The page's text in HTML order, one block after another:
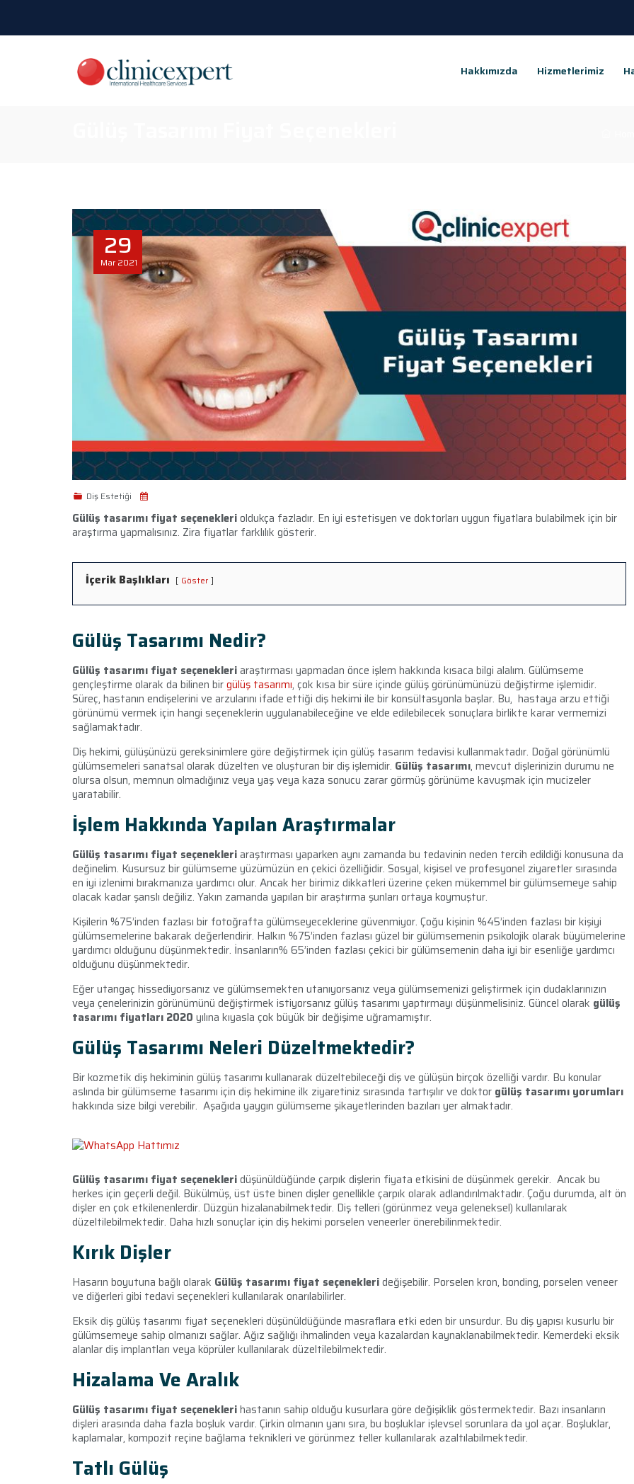
Hakkımızda Hizmetlerimiz
29
Mar 2021
Diş Estetiği
Gülüş tasarımı fiyat seçeneklerioldukça fazladır. En iyi estetisyen ve doktorları uygun fiyatlara bulabilmek için bir
araştırma yapmalısınız. Zira fiyatlar farklılık gösterir.
İçerik Başlıkları Göster
Gülüş Tasarımı Nedir?
Gülüş tasarımı fiyat seçenekleriaraştırması yapmadan önce işlem hakkında kısaca bilgi alalım. Gülümseme
gençleştirme olarak da bilinen birgülüş tasarımı, çok kısa bir süre içinde gülüş görünümünüzü değiştirme işlemidir.
Süreç, hastanın endişelerini ve arzularını ifade ettiği diş hekimi ile bir konsültasyonla başlar. Bu, hastaya arzu ettiği
görünümü vermek için hangi seçeneklerin uygulanabileceğine ve elde edilebilecek sonuçlara birlikte karar vermemizi
sağlamaktadır.
Diş hekimi, gülüşünüzü gereksinimlere göre değiştirmek için gülüş tasarım tedavisi kullanmaktadır. Doğal görünümlü
gülümsemeleri sanatsal olarak düzelten ve oluşturan bir diş işlemidir. Gülüş tasarımı, mevcut dişlerinizin durumu ne
olursa olsun, memnun olmadığınız veya yaş veya kaza sonucu zarar görmüş görünüme kavuşmak için mucizeler
yaratabilir.
İşlem Hakkında Yapılan Araştırmalar
Gülüş tasarımı fiyat seçenekleriaraştırması yaparken aynı zamanda bu tedavinin neden tercih edildiği konusuna da
değinelim. Kusursuz bir gülümseme yüzümüzün en çekici özelliğidir. Sosyal, kişisel ve profesyonel ziyaretler sırasında
en iyi izlenimi bırakmanıza yardımcı olur. Ancak her birimiz dikkatleri üzerine çeken mükemmel bir gülümsemeye sahip
olacak kadar şanslı değiliz. Yakın zamanda yapılan bir araştırma şunları ortaya koymuştur.
Kişilerin %75’inden fazlası bir fotoğrafta gülümseyeceklerine güvenmiyor. Çoğu kişinin %45’inden fazlası bir kişiyi
gülümsemelerine bakarak değerlendirir. Halkın %75’inden fazlası güzel bir gülümsemenin psikolojik olarak büyümelerine
yardımcı olduğunu düşünmektedir. İnsanların% 65’inden fazlası çekici bir gülümsemenin daha iyi bir esenliğe yardımcı
olduğunu düşünmektedir.
Eğer utangaç hissediyorsanız ve gülümsemekten utanıyorsanız veya gülümsemenizi geliştirmek için dudaklarınızın
veya çenelerinizin görünümünü değiştirmek istiyorsanız gülüş tasarımı yaptırmayı düşünmelisiniz. Güncel olarak gülüş
tasarımı fiyatları 2020 yılına kıyasla çok büyük bir değişime uğramamıştır.
Gülüş Tasarımı Neleri Düzeltmektedir?
Bir kozmetik diş hekiminin gülüş tasarımı kullanarak düzeltebileceği diş ve gülüşün birçok özelliği vardır. Bu konular
aslında bir gülümseme tasarımı için diş hekimine ilk ziyaretiniz sırasında tartışılır ve doktor gülüş tasarımı yorumları
hakkında size bilgi verebilir. Aşağıda yaygın gülümseme şikayetlerinden bazıları yer almaktadır.
Gülüş tasarımı fiyat seçenekleridüşünüldüğünde çarpık dişlerin fiyata etkisini de düşünmek gerekir. Ancak bu
herkes için geçerli değil. Bükülmüş, üst üste binen dişler genellikle çarpık olarak adlandırılmaktadır. Çoğu durumda, alt ön
dişler en çok etkilenenlerdir. Düzgün hizalanabilmektedir. Diş telleri (görünmez veya geleneksel) kullanılarak
düzeltilebilmektedir. Daha hızlı sonuçlar için diş hekimi porselen veneerler önerebilinmektedir.
Kırık Dişler
Hasarın boyutuna bağlı olarak Gülüş tasarımı fiyat seçeneklerideğişebilir. Porselen kron, bonding, porselen veneer
ve diğerleri gibi tedavi seçenekleri kullanılarak onarılabilirler.
Eksik diş gülüş tasarımı fiyat seçenekleri düşünüldüğünde masraflara etki eden bir unsurdur. Bu diş yapısı kusurlu bir
gülümsemeye sahip olmanızı sağlar. Ağız sağlığı ihmalinden veya kazalardan kaynaklanabilmektedir. Kemerdeki eksik
alanlar diş implantları veya köprüler kullanılarak düzeltilebilmektedir.
Hizalama Ve Aralık
Gülüş tasarımı fiyat seçeneklerihastanın sahip olduğu kusurlara göre değişiklik göstermektedir. Bazı insanların
dişleri arasında daha fazla boşluk vardır. Çirkin olmanın yanı sıra, bu boşluklar işlevsel sorunlara da yol açar. Boşluklar,
kaplamalar, kompozit reçine bağlama teknikleri ve görünmez teller kullanılarak azaltılabilmektedir.
Tatlı Gülüş